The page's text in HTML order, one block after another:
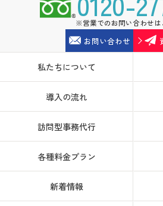
※営業でのお問い合わせは
お問い合わせ
私たちについて
導入の流れ
訪問型事務代行
各種料金プラン
新着情報